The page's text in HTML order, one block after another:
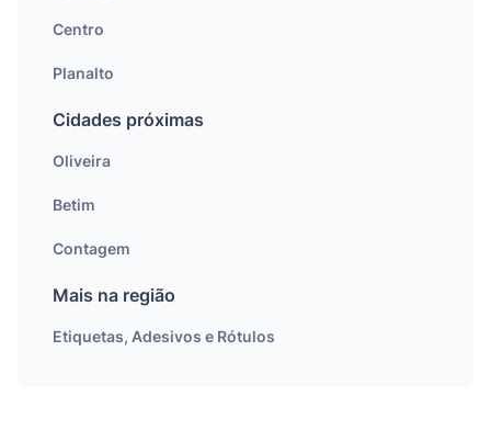
Centro
Planalto
Cidades próximas
Oliveira
Betim
Contagem
Mais na região
Etiquetas, Adesivos e Rótulos